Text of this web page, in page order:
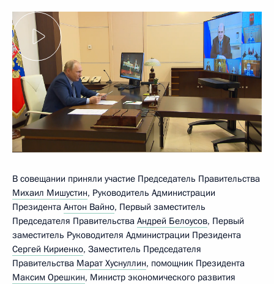
В совещании приняли участие Председатель Правительства
Михаил Мишустин, Руководитель Администрации
Президента Антон Вайно, Первый заместитель
Председателя Правительства Андрей Белоусов, Первый
заместитель Руководителя Администрации Президента
Сергей Кириенко, Заместитель Председателя
Правительства Марат Хуснуллин, помощник Президента
Максим Орешкин, Министр экономического развития